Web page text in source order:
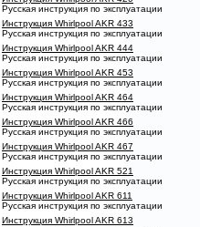
Русская инструкция по эксплуатации
Инструкция Whirlpool AKR 433
Русская инструкция по эксплуатации
Инструкция Whirlpool AKR 444
Русская инструкция по эксплуатации
Инструкция Whirlpool AKR 453
Русская инструкция по эксплуатации
Инструкция Whirlpool AKR 464
Русская инструкция по эксплуатации
Инструкция Whirlpool AKR 466
Русская инструкция по эксплуатации
Инструкция Whirlpool AKR 467
Русская инструкция по эксплуатации
Инструкция Whirlpool AKR 521
Русская инструкция по эксплуатации
Инструкция Whirlpool AKR 611
Русская инструкция по эксплуатации
Инструкция Whirlpool AKR 613